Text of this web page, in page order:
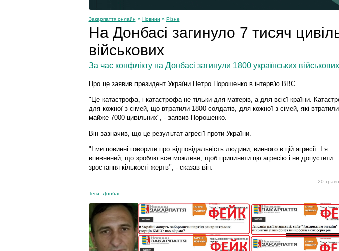
Закарпаття онлайн » Новини » Різне
На Донбасі загинуло 7 тисяч
військових
За час конфлікту на Донбасі загинули 1800 українських
Про це заявив президент України Петро Порошенко в інтерв'ю ВВС.
"Це катастрофа, і катастрофа не тільки для матерів, а для всієї країни.
для кожної з сімей, що втратили 1800 солдатів, для кожної з сімей, які втратили
майже 7000 цивільних", - заявив Порошенко.
Він зазначив, що це результат агресії проти України.
"І ми повинні говорити про відповідальність людини, винного в цій агресії. І я
впевнений, що зроблю все можливе, щоб припинити цю агресію і не допустити
зростання кількості жертв", - сказав він.
20
Теги: Донбас